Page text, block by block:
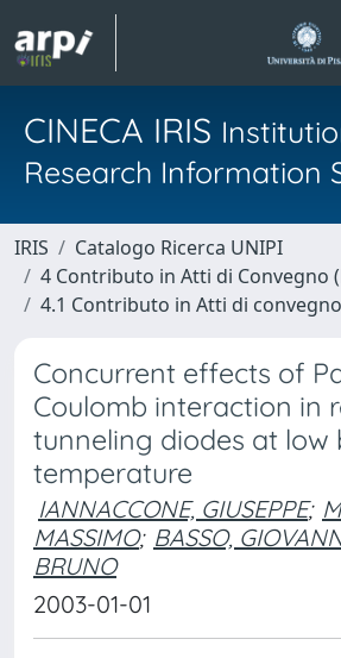
CINECA IRIS
Research Information
IRIS
Catalogo Ricerca UNIPI
4 Contributo in Atti di Convegno
4.1 Contributo in Atti di convegno
Concurrent effects of
Coulomb interaction in
tunneling diodes at low
temperature
IANNACCONE, GIUSEPPE;
MASSIMO; BASSO,
BRUNO
2003-01-01